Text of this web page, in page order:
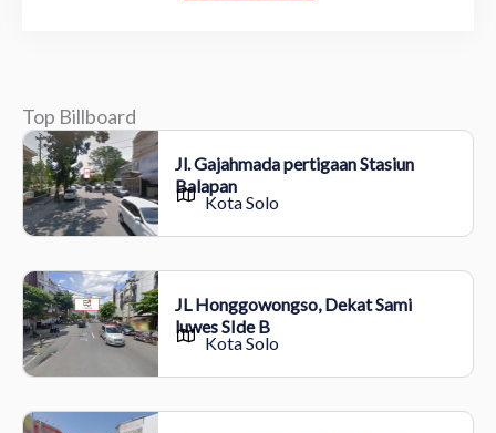
Top Billboard
Jl. Gajahmada pertigaan Stasiun
Balapan
Kota Solo
JL Honggowongso, Dekat Sami
luwes SIde B
Kota Solo